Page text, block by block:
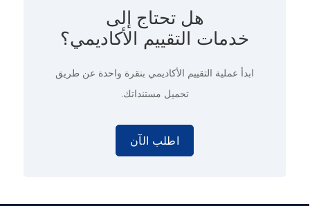
هل تحتاج إلى
خدمات التقييم الأكاديمي؟
ابدأ عملية التقييم الأكاديمي بنقرة واحدة عن طريق
تحميل مستنداتك.
اطلب الآن